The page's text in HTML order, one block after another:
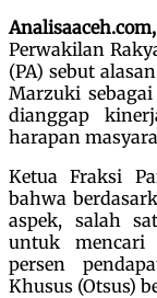
Perwakilan
(PA) sebut
Marzuki
dianggap
harapan
Ketua Fraksi
bahwa
aspek, salah
untuk mencari
persen
Khusus (Otsus)